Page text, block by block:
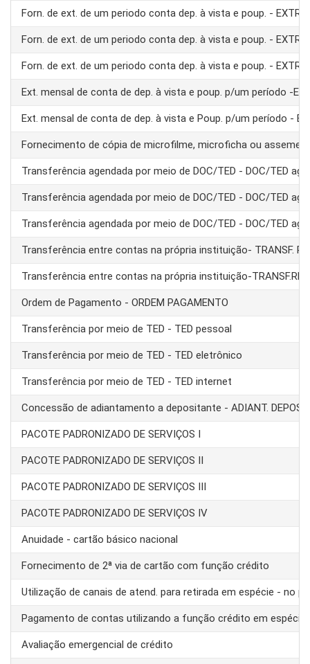
Forn. de ext. de um periodo conta dep. à vista e poup. -
Forn. de ext. de um periodo conta dep. à vista e poup. -
Forn. de ext. de um periodo conta dep. à vista e poup. -
Ext. mensal de conta de dep. à vista e poup. p/um período -
Ext. mensal de conta de dep. à vista e Poup. p/um período -
Fornecimento de cópia de microfilme, microficha ou
Transferência agendada por meio de DOC/TED - DOC/TED
Transferência agendada por meio de DOC/TED - DOC/TED
Transferência agendada por meio de DOC/TED - DOC/TED
Transferência entre contas na própria instituição- TRANSF.
Transferência entre contas na própria instituição-
Ordem de Pagamento - ORDEM PAGAMENTO
Transferência por meio de TED - TED pessoal
Transferência por meio de TED - TED eletrônico
Transferência por meio de TED - TED internet
Concessão de adiantamento a depositante - ADIANT.
PACOTE PADRONIZADO DE SERVIÇOS I
PACOTE PADRONIZADO DE SERVIÇOS II
PACOTE PADRONIZADO DE SERVIÇOS III
PACOTE PADRONIZADO DE SERVIÇOS IV
Anuidade - cartão básico nacional
Fornecimento de 2ª via de cartão com função crédito
Utilização de canais de atend. para retirada em espécie - no
Pagamento de contas utilizando a função crédito em espécie
Avaliação emergencial de crédito